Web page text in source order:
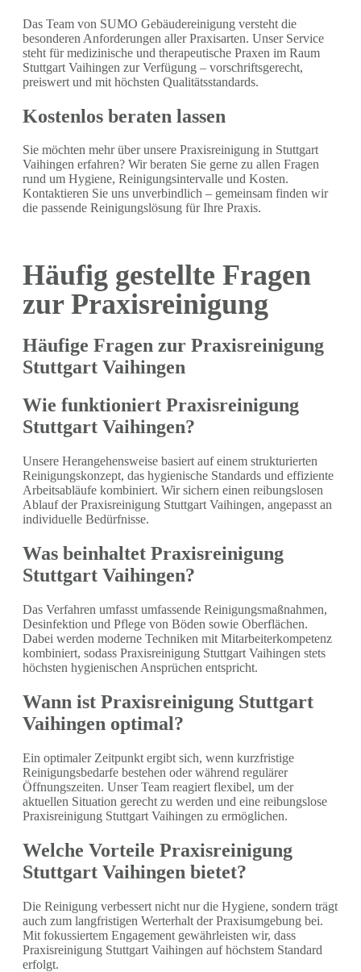
Das Team von SUMO Gebäudereinigung versteht die
besonderen Anforderungen aller Praxisarten. Unser Service
steht für medizinische und therapeutische Praxen im Raum
Stuttgart Vaihingen zur Verfügung – vorschriftsgerecht,
preiswert und mit höchsten Qualitätsstandards.
Kostenlos beraten lassen
Sie möchten mehr über unsere Praxisreinigung in Stuttgart
Vaihingen erfahren? Wir beraten Sie gerne zu allen Fragen
rund um Hygiene, Reinigungsintervalle und Kosten.
Kontaktieren Sie uns unverbindlich – gemeinsam finden wir
die passende Reinigungslösung für Ihre Praxis.
Häufig gestellte Fragen
zur Praxisreinigung
Häufige Fragen zur Praxisreinigung
Stuttgart Vaihingen
Wie funktioniert Praxisreinigung
Stuttgart Vaihingen?
Unsere Herangehensweise basiert auf einem strukturierten
Reinigungskonzept, das hygienische Standards und effiziente
Arbeitsabläufe kombiniert. Wir sichern einen reibungslosen
Ablauf der Praxisreinigung Stuttgart Vaihingen, angepasst an
individuelle Bedürfnisse.
Was beinhaltet Praxisreinigung
Stuttgart Vaihingen?
Das Verfahren umfasst umfassende Reinigungsmaßnahmen,
Desinfektion und Pflege von Böden sowie Oberflächen.
Dabei werden moderne Techniken mit Mitarbeiterkompetenz
kombiniert, sodass Praxisreinigung Stuttgart Vaihingen stets
höchsten hygienischen Ansprüchen entspricht.
Wann ist Praxisreinigung Stuttgart
Vaihingen optimal?
Ein optimaler Zeitpunkt ergibt sich, wenn kurzfristige
Reinigungsbedarfe bestehen oder während regulärer
Öffnungszeiten. Unser Team reagiert flexibel, um der
aktuellen Situation gerecht zu werden und eine reibungslose
Praxisreinigung Stuttgart Vaihingen zu ermöglichen.
Welche Vorteile Praxisreinigung
Stuttgart Vaihingen bietet?
Die Reinigung verbessert nicht nur die Hygiene, sondern trägt
auch zum langfristigen Werterhalt der Praxisumgebung bei.
Mit fokussiertem Engagement gewährleisten wir, dass
Praxisreinigung Stuttgart Vaihingen auf höchstem Standard
erfolgt.